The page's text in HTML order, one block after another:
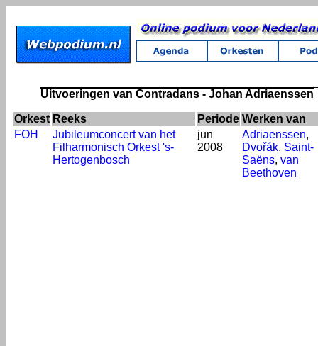
Uitvoeringen van Contradans - Johan Adriaenssen
Orkest Reeks Periode Werken van
FOH
Jubileumconcert van het
Filharmonisch Orkest 's-
Hertogenbosch
jun
2008
Adriaenssen,
Dvořák, Saint-
Saëns, van
Beethoven